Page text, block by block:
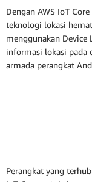
Dengan AWS IoT
teknologi lokasi
menggunakan Device
informasi lokasi pada
armada perangkat
Perangkat yang